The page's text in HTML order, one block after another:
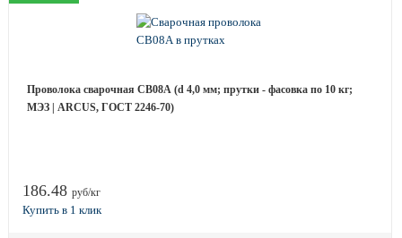
Проволока сварочная СВ08А (d 4,0 мм; прутки - фасовка по 10 кг;
МЭЗ | ARCUS, ГОСТ 2246-70)
186.48 руб/кг